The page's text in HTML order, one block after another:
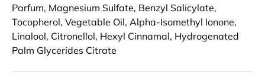
Parfum, Magnesium Sulfate, Benzyl Salicylate,
Tocopherol, Vegetable Oil, Alpha-Isomethyl Ionone,
Linalool, Citronellol, Hexyl Cinnamal, Hydrogenated
Palm Glycerides Citrate